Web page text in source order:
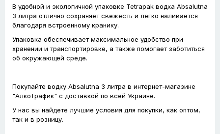
В удобной и экологичной упаковке Tetrapak водка Absalutna
3 литра отлично сохраняет свежесть и легко наливается
благодаря встроенному кранику.
Упаковка обеспечивает максимальное удобство при
хранении и транспортировке, а также помогает заботиться
об окружающей среде.
Покупайте водку Absalutna 3 литра в интернет-магазине
"АлкоТрафик" с доставкой по всей Украине.
У нас вы найдете лучшие условия для покупки, как оптом,
так и в розницу.